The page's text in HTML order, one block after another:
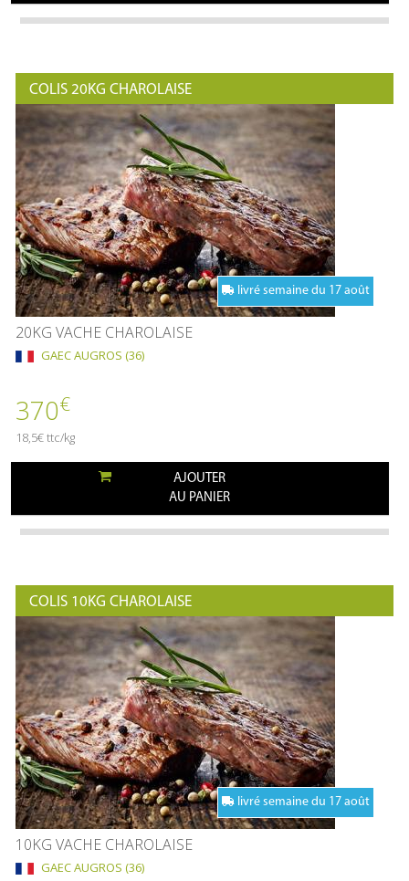
COLIS 20KG CHAROLAISE
livré semaine du 17 août
20KG VACHE CHAROLAISE
GAEC AUGROS (36)
370€
18,5€ ttc/kg
AJOUTER
AU PANIER
COLIS 10KG CHAROLAISE
livré semaine du 17 août
10KG VACHE CHAROLAISE
GAEC AUGROS (36)